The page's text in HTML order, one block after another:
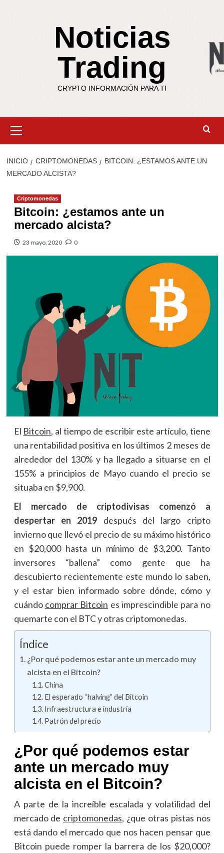
Noticias
Trading
CRYPTO INFORMACIÓN PARA TI
primario
INICIO CRIPTOMONEDAS
BITCOIN: ¿ESTAMOS ANTE UN
MERCADO ALCISTA?
Criptomonedas
Bitcoin: ¿estamos ante un
mercado alcista?
23 mayo, 2020 0
El Bitcoin, al tiempo de escribir este artículo, tiene
una rentabilidad positiva en los últimos 2 meses de
alrededor del 130% y ha llegado a situarse en el
155% a principios de Mayo cuando el precio se
situaba en $9,900.
El mercado de criptodivisas comenzó a
despertar en 2019 después del largo cripto
invierno que llevó el precio de su máximo histórico
en $20,000 hasta un mínimo de $3,200. Tanto
inversores “ballena” como gente que ha
descubierto recientemente este mundo lo saben,
y el estar bien informado sobre dónde, cómo y
cuándo comprar Bitcoin es imprescindible para no
quemarte con el BTC y otras criptomonedas.
Índice
¿Por qué podemos estar ante un mercado muy
alcista en el Bitcoin?
China
El esperado “halving” del Bitcoin
Infraestructura e industria
Patrón del precio
¿Por qué podemos estar
ante un mercado muy
alcista en el Bitcoin?
A parte de la increíble escalada y volatilidad del
mercado de criptomonedas, ¿que otras pistas nos
está dando el mercado que nos hacen pensar que
Bitcoin puede romper la barrera de los $20,000?